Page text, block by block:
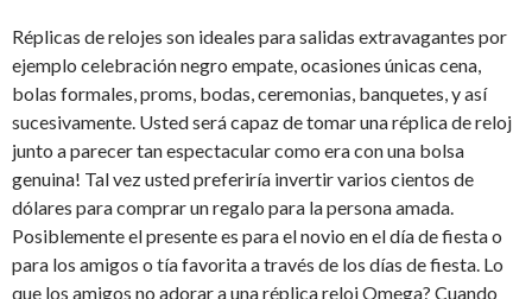
Réplicas de relojes son ideales para salidas extravagantes por
ejemplo celebración negro empate, ocasiones únicas cena,
bolas formales, proms, bodas, ceremonias, banquetes, y así
sucesivamente. Usted será capaz de tomar una réplica de reloj
junto a parecer tan espectacular como era con una bolsa
genuina! Tal vez usted preferiría invertir varios cientos de
dólares para comprar un regalo para la persona amada.
Posiblemente el presente es para el novio en el día de fiesta o
para los amigos o tía favorita a través de los días de fiesta. Lo
que los amigos no adorar a una réplica reloj Omega? Cuando